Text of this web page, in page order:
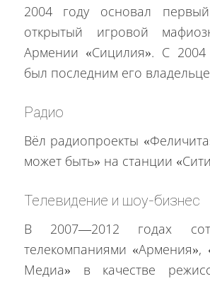
2004 году основал
открытый игровой
Армении «Сицилия». С
был последним его
Радио
Вёл радиопроекты
может быть» на станции
Телевидение и шоу-бизнес
В 2007—2012 годах
телекомпаниями «Армения»,
Медиа» в качестве